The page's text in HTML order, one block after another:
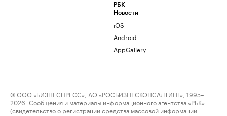
РБК
Новости
iOS
Android
AppGallery
© ООО «БИЗНЕСПРЕСС», АО «РОСБИЗНЕСКОНСАЛТИНГ», 1995–
2026. Сообщения и материалы информационного агентства «РБК»
(свидетельство о регистрации средства массовой информации